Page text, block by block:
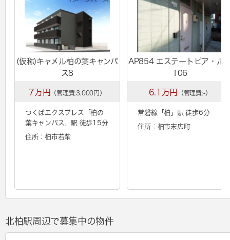
(仮称)キャメル柏の葉キャンパ
ス8
7万円 （管理費:3,000円）
つくばエクスプレス「柏の
葉キャンパス 」駅 徒歩15分
住所：柏市若柴
AP854 エステートピア・ル
106
6.1万円 （管理費:-）
常磐線「柏 」駅 徒歩6分
住所：柏市末広町
北柏駅周辺で募集中の物件